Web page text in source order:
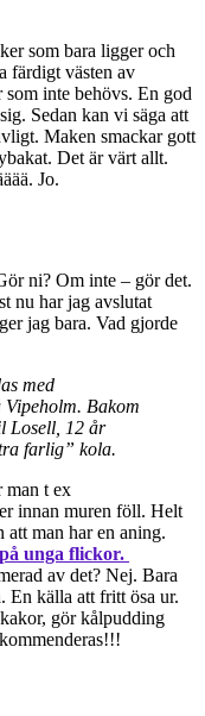
som bara ligger och
färdigt västen av
som inte behövs. En god
Sedan kan vi säga att
Maken smackar gott
Det är värt allt.
Jo.
ni? Om inte – gör det.
nu har jag avslutat
jag bara. Vad gjorde
med
Bakom
Losell, 12 år
farlig” kola.
man t ex
innan muren föll. Helt
att man har en aning.
unga flickor.
av det? Nej. Bara
En källa att fritt ösa ur.
gör kålpudding